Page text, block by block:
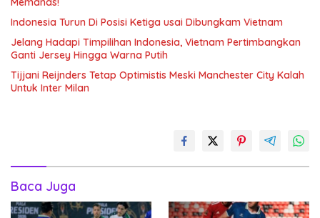
Indonesia Turun Di Posisi Ketiga usai Dibungkam Vietnam
Jelang Hadapi Timpilihan Indonesia, Vietnam Pertimbangkan
Ganti Jersey Hingga Warna Putih
Tijjani Reijnders Tetap Optimistis Meski Manchester City Kalah
Untuk Inter Milan
Baca Juga